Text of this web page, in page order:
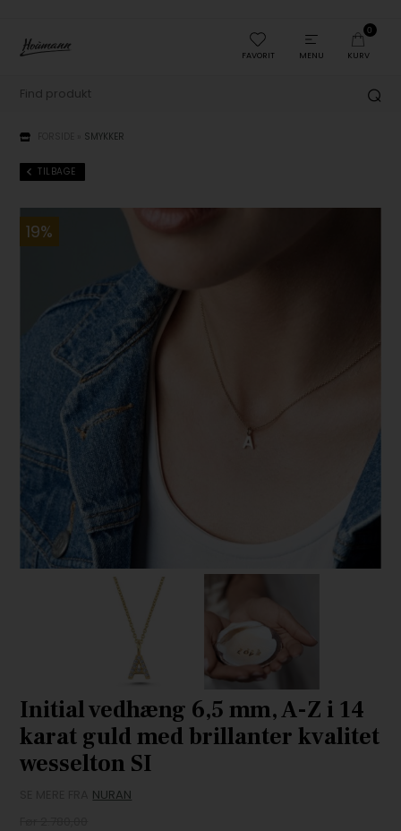
FAVORIT MENU
0
KURV
SMYKKER
TILBAGE
Initial vedhæng 6,5 mm, A-Z i 14
karat guld med brillanter kvalitet
wesselton SI
NURAN
19%